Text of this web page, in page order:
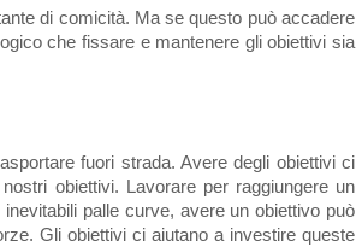
di comicità. Ma se questo può accadere
che fissare e mantenere gli obiettivi sia
fuori strada. Avere degli obiettivi ci
obiettivi. Lavorare per raggiungere un
palle curve, avere un obiettivo può
Gli obiettivi ci aiutano a investire queste